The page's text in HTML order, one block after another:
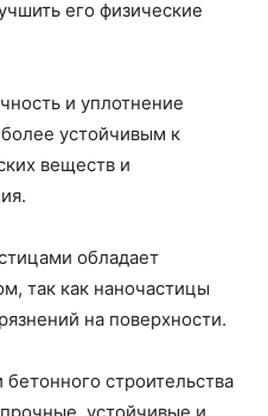
его физические
и уплотнение
устойчивым к
веществ и
обладает
так как наночастицы
на поверхности.
строительства